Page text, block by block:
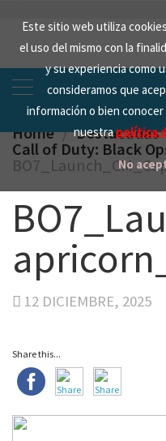
Este sitio web utiliza
el uso del mismo con la
y su experiencia como
consideramos que
información o bien
nuestrapolítica
No
content
Home Destacadas
Call of Duty: Black
12 DICIEMBRE, 2025
Share this...